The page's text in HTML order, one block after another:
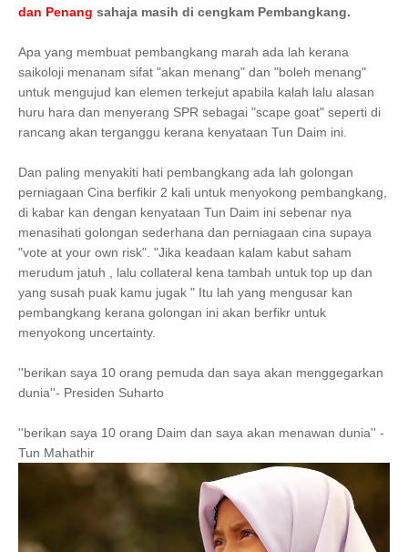
dan Penang sahaja masih di cengkam Pembangkang.
Apa yang membuat pembangkang marah ada lah kerana
saikoloji menanam sifat "akan menang" dan "boleh menang"
untuk mengujud kan elemen terkejut apabila kalah lalu alasan
huru hara dan menyerang SPR sebagai "scape goat" seperti di
rancang akan terganggu kerana kenyataan Tun Daim ini.
Dan paling menyakiti hati pembangkang ada lah golongan
perniagaan Cina berfikir 2 kali untuk menyokong pembangkang,
di kabar kan dengan kenyataan Tun Daim ini sebenar nya
menasihati golongan sederhana dan perniagaan cina supaya
"vote at your own risk". "Jika keadaan kalam kabut saham
merudum jatuh , lalu collateral kena tambah untuk top up dan
yang susah puak kamu jugak " Itu lah yang mengusar kan
pembangkang kerana golongan ini akan berfikr untuk
menyokong uncertainty.
''berikan saya 10 orang pemuda dan saya akan menggegarkan
dunia''- Presiden Suharto
''berikan saya 10 orang Daim dan saya akan menawan dunia'' -
Tun Mahathir